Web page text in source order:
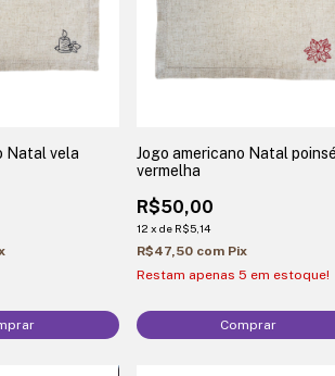
Natal vela
Jogo americano Natal
vermelha
R$50,00
12 x de R$5,14
R$47,50 com Pix
Restam apenas 5 em estoque!